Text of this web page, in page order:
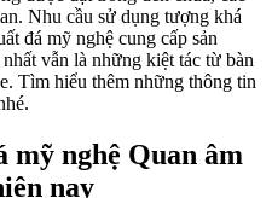
Nhu cầu sử dụng tượng khá
đá mỹ nghệ cung cấp sản
vẫn là những kiệt tác từ bàn
Tìm hiểu thêm những thông tin
mỹ nghệ Quan âm
nay